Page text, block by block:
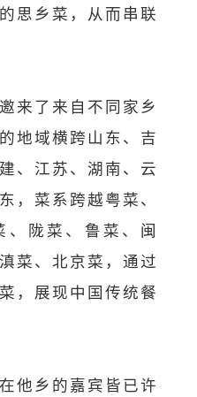
思乡菜，从而串联
来了来自不同家乡
地域横跨山东、吉
、江苏、湖南、云
，菜系跨越粤菜、
、陇菜、鲁菜、闽
菜、北京菜，通过
，展现中国传统餐
他乡的嘉宾皆已许